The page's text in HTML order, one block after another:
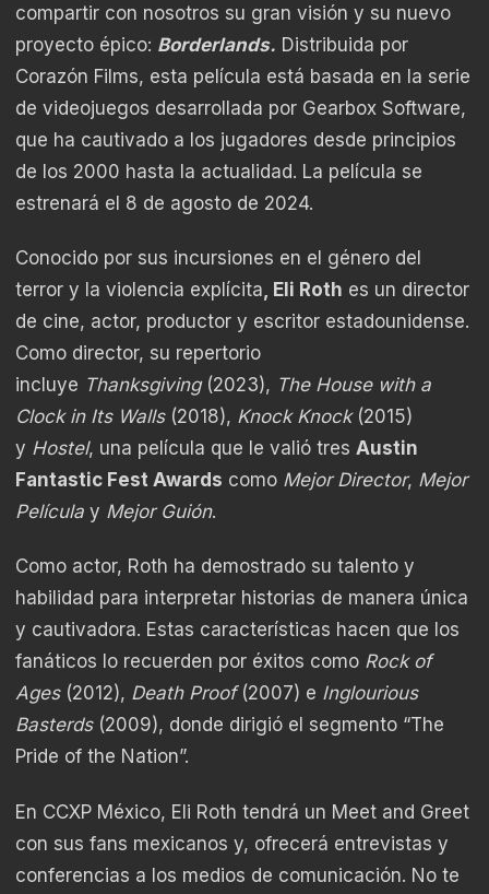
compartir con nosotros su gran visión y su nuevo
proyecto épico: Borderlands. Distribuida por
Corazón Films, esta película está basada en la serie
de videojuegos desarrollada por Gearbox Software,
que ha cautivado a los jugadores desde principios
de los 2000 hasta la actualidad. La película se
estrenará el 8 de agosto de 2024.
Conocido por sus incursiones en el género del
terror y la violencia explícita, Eli Roth es un director
de cine, actor, productor y escritor estadounidense.
Como director, su repertorio
incluye Thanksgiving(2023), The House with a
Clock in Its Walls(2018), Knock Knock(2015)
y Hostel, una película que le valió tres Austin
Fantastic Fest Awards como Mejor Director, Mejor
Película y Mejor Guión.
Como actor, Roth ha demostrado su talento y
habilidad para interpretar historias de manera única
y cautivadora. Estas características hacen que los
fanáticos lo recuerden por éxitos como Rock of
Ages(2012), Death Proof(2007) e Inglourious
Basterds(2009), donde dirigió el segmento “The
Pride of the Nation”.
En CCXP México, Eli Roth tendrá un Meet and Greet
con sus fans mexicanos y, ofrecerá entrevistas y
conferencias a los medios de comunicación. No te